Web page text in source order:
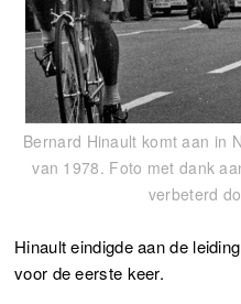
Bernard Hinault komt aan in
van 1978. Foto met dank
verbeterd
Hinault eindigde aan de
voor de eerste keer.